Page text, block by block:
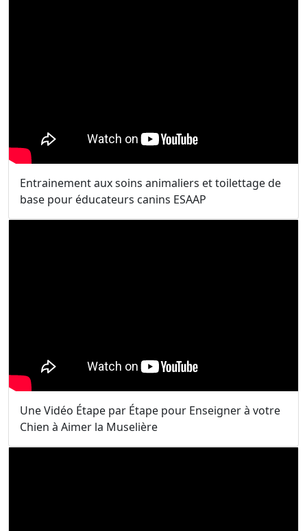
Entrainement aux soins animaliers et toilettage de
base pour éducateurs canins ESAAP
Une Vidéo Étape par Étape pour Enseigner à votre
Chien à Aimer la Muselière